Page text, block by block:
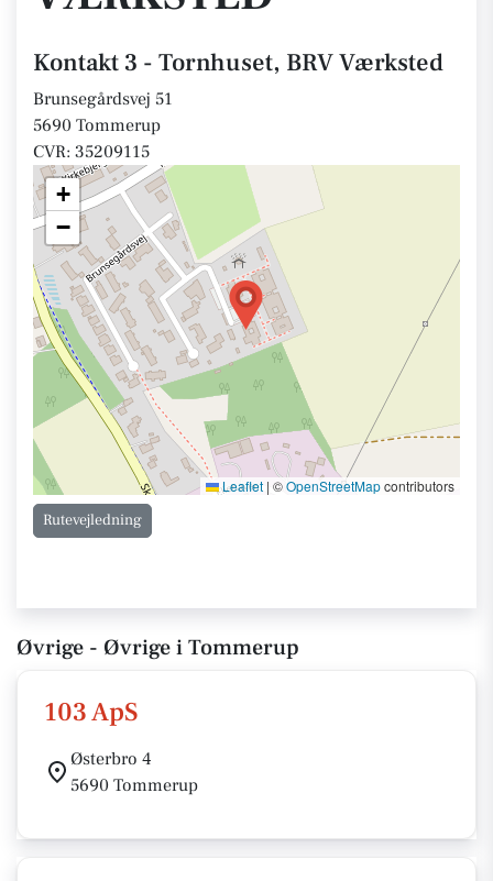
Kontakt 3 - Tornhuset, BRV Værksted
Brunsegårdsvej 51
5690 Tommerup
CVR: 35209115
+
−
Leaflet | ©OpenStreetMapcontributors
Rutevejledning
Øvrige - Øvrige i Tommerup
103 ApS
Østerbro 4
5690 Tommerup